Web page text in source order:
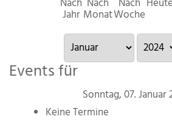
Nach
Jahr
Nach
Monat
Nach
Woche
Heute
Events für
Sonntag, 07. Januar
Keine Termine